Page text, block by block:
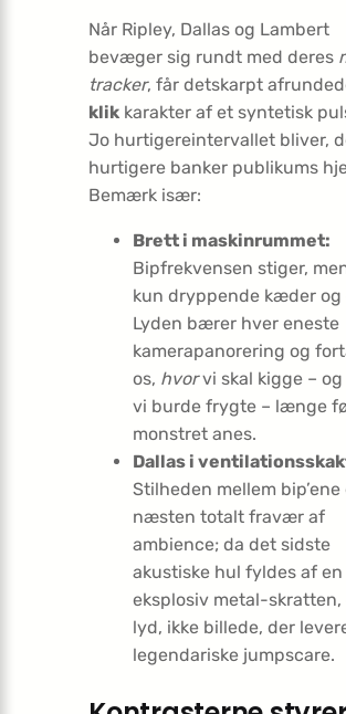
Når Ripley, Dallas og Lambert
bevæger sig rundt med deres
tracker, får detskarpt
klik karakter af et syntetisk
Jo hurtigereintervallet bliver,
hurtigere banker publikums
Bemærk især:
Brett i maskinrummet:
Bipfrekvensen stiger,
kun dryppende kæder og
Lyden bærer hver eneste
kamerapanorering og
os, hvorvi skal kigge –
vi burde frygte – længe
monstret anes.
Dallas i
Stilheden mellem bip’ene
næsten totalt fravær af
ambience; da det sidste
akustiske hul fyldes af en
eksplosiv metal-skratten,
lyd, ikke billede, der
legendariske jumpscare.